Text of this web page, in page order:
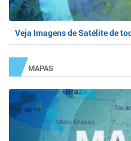
Veja Imagens de Satélite de
MAPAS